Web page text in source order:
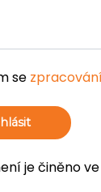
se
je činěno